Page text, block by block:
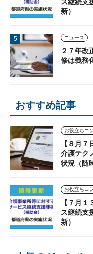
ス継続支
新）
ニュース
２７年
修は義務
おすすめ記事
【８月
介護テク
状況（随
【７月
ス継続支
新）